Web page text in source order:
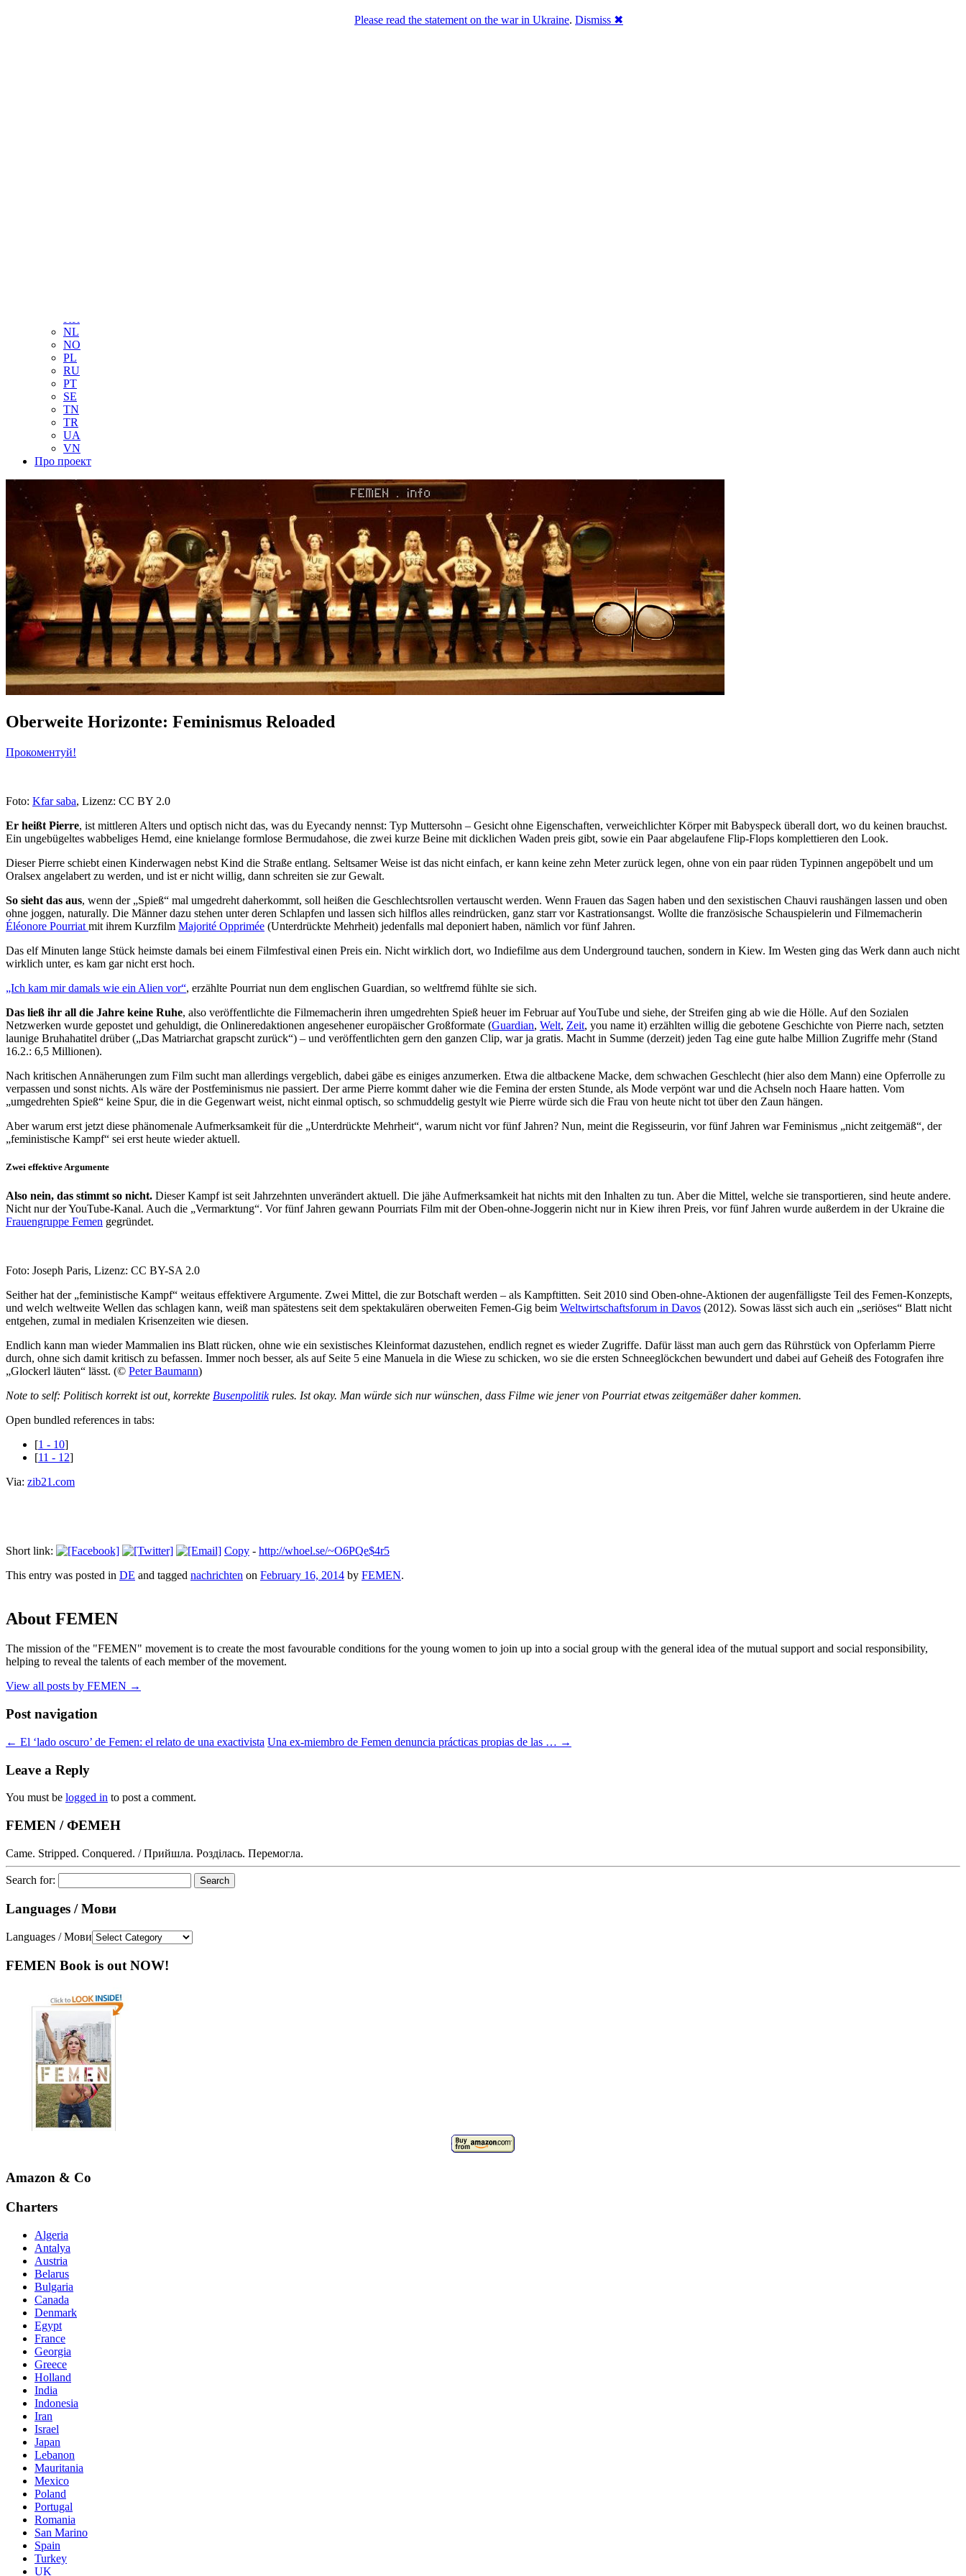
KR
NL
NO
PL
RU
PT
SE
TN
TR
UA
VN
Про проект
Oberweite Horizonte: Feminismus Reloaded
Прокоментуй!
Foto: Kfar saba, Lizenz: CC BY 2.0
Er heißt Pierre, ist mittleren Alters und optisch nicht das, was du Eyecandy nennst: Typ Muttersohn – Gesicht ohne Eigenschaften, verweichlichter Körper mit Babyspeck überall dort, wo du keinen brauchst.
Ein ungebügeltes wabbeliges Hemd, eine knielange formlose Bermudahose, die zwei kurze Beine mit dicklichen Waden preis gibt, sowie ein Paar abgelaufene Flip-Flops komplettieren den Look.
Dieser Pierre schiebt einen Kinderwagen nebst Kind die Straße entlang. Seltsamer Weise ist das nicht einfach, er kann keine zehn Meter zurück legen, ohne von ein paar rüden Typinnen angepöbelt und um
Oralsex angelabert zu werden, und ist er nicht willig, dann schreiten sie zur Gewalt.
So sieht das aus, wenn der „Spieß“ mal umgedreht daherkommt, soll heißen die Geschlechtsrollen vertauscht werden. Wenn Frauen das Sagen haben und den sexistischen Chauvi raushängen lassen und oben
ohne joggen, naturally. Die Männer dazu stehen unter deren Schlapfen und lassen sich hilflos alles reindrücken, ganz starr vor Kastrationsangst. Wollte die französische Schauspielerin und Filmemacherin
Éléonore Pourriat mit ihrem Kurzfilm Majorité Opprimée (Unterdrückte Mehrheit) jedenfalls mal deponiert haben, nämlich vor fünf Jahren.
Das elf Minuten lange Stück heimste damals bei einem Filmfestival einen Preis ein. Nicht wirklich dort, wo Indiefilme aus dem Underground tauchen, sondern in Kiew. Im Westen ging das Werk dann auch nicht
wirklich unter, es kam gar nicht erst hoch.
„Ich kam mir damals wie ein Alien vor“, erzählte Pourriat nun dem englischen Guardian, so weltfremd fühlte sie sich.
Das ließ ihr all die Jahre keine Ruhe, also veröffentlichte die Filmemacherin ihren umgedrehten Spieß heuer im Februar auf YouTube und siehe, der Streifen ging ab wie die Hölle. Auf den Sozialen
Netzwerken wurde gepostet und gehuldigt, die Onlineredaktionen angesehener europäischer Großformate (Guardian, Welt, Zeit, you name it) erzählten willig die gebotene Geschichte von Pierre nach, setzten
launige Bruhahatitel drüber („Das Matriarchat grapscht zurück“) – und veröffentlichten gern den ganzen Clip, war ja gratis. Macht in Summe (derzeit) jeden Tag eine gute halbe Million Zugriffe mehr (Stand
16.2.: 6,5 Millionen).
Nach kritischen Annäherungen zum Film sucht man allerdings vergeblich, dabei gäbe es einiges anzumerken. Etwa die altbackene Macke, dem schwachen Geschlecht (hier also dem Mann) eine Opferrolle zu
verpassen und sonst nichts. Als wäre der Postfeminismus nie passiert. Der arme Pierre kommt daher wie die Femina der ersten Stunde, als Mode verpönt war und die Achseln noch Haare hatten. Vom
„umgedrehten Spieß“ keine Spur, die in die Gegenwart weist, nicht einmal optisch, so schmuddelig gestylt wie Pierre würde sich die Frau von heute nicht tot über den Zaun hängen.
Aber warum erst jetzt diese phänomenale Aufmerksamkeit für die „Unterdrückte Mehrheit“, warum nicht vor fünf Jahren? Nun, meint die Regisseurin, vor fünf Jahren war Feminismus „nicht zeitgemäß“, der
„feministische Kampf“ sei erst heute wieder aktuell.
Zwei effektive Argumente
Also nein, das stimmt so nicht. Dieser Kampf ist seit Jahrzehnten unverändert aktuell. Die jähe Aufmerksamkeit hat nichts mit den Inhalten zu tun. Aber die Mittel, welche sie transportieren, sind heute andere.
Nicht nur der YouTube-Kanal. Auch die „Vermarktung“. Vor fünf Jahren gewann Pourriats Film mit der Oben-ohne-Joggerin nicht nur in Kiew ihren Preis, vor fünf Jahren wurde außerdem in der Ukraine die
Frauengruppe Femen gegründet.
Foto: Joseph Paris, Lizenz: CC BY-SA 2.0
Seither hat der „feministische Kampf“ weitaus effektivere Argumente. Zwei Mittel, die zur Botschaft werden – als Kampftitten. Seit 2010 sind Oben-ohne-Aktionen der augenfälligste Teil des Femen-Konzepts,
und welch weltweite Wellen das schlagen kann, weiß man spätestens seit dem spektakulären oberweiten Femen-Gig beim Weltwirtschaftsforum in Davos (2012). Sowas lässt sich auch ein „seriöses“ Blatt nicht
entgehen, zumal in medialen Krisenzeiten wie diesen.
Endlich kann man wieder Mammalien ins Blatt rücken, ohne wie ein sexistisches Kleinformat dazustehen, endlich regnet es wieder Zugriffe. Dafür lässt man auch gern das Rührstück von Opferlamm Pierre
durch, ohne sich damit kritisch zu befassen. Immer noch besser, als auf Seite 5 eine Manuela in die Wiese zu schicken, wo sie die ersten Schneeglöckchen bewundert und dabei auf Geheiß des Fotografen ihre
„Glockerl läuten“ lässt. (© Peter Baumann)
Note to self: Politisch korrekt ist out, korrekte Busenpolitikrules. Ist okay. Man würde sich nur wünschen, dass Filme wie jener von Pourriat etwas zeitgemäßer daher kommen.
Open bundled references in tabs:
[1 - 10]
[11 - 12]
Via: zib21.com
Short link: Copy - http://whoel.se/~O6PQe$4r5
This entry was posted in DE and tagged nachrichten on February 16, 2014 by FEMEN.
About FEMEN
The mission of the "FEMEN" movement is to create the most favourable conditions for the young women to join up into a social group with the general idea of the mutual support and social responsibility,
helping to reveal the talents of each member of the movement.
View all posts by FEMEN →
Post navigation
← El ‘lado oscuro’ de Femen: el relato de una exactivista Una ex-miembro de Femen denuncia prácticas propias de las … →
Leave a Reply
You must be logged in to post a comment.
FEMEN / ФЕМЕН
Came. Stripped. Conquered. / Прийшла. Розділась. Перемогла.
Search for:
Languages / Мови
Languages / Мови
FEMEN Book is out NOW!
Amazon & Co
Charters
Algeria
Antalya
Austria
Belarus
Bulgaria
Canada
Denmark
Egypt
France
Georgia
Greece
Holland
India
Indonesia
Iran
Israel
Japan
Lebanon
Mauritania
Mexico
Poland
Portugal
Romania
San Marino
Spain
Turkey
UK
Please read the statement on the war in Ukraine. Dismiss ✖